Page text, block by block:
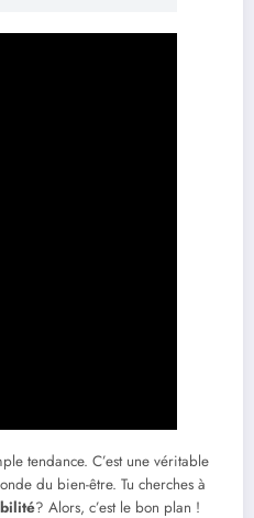
tendance. C’est une véritable
du bien-être. Tu cherches à
? Alors, c’est le bon plan !